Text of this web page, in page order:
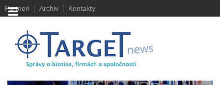
Partneri Archiv Kontakty